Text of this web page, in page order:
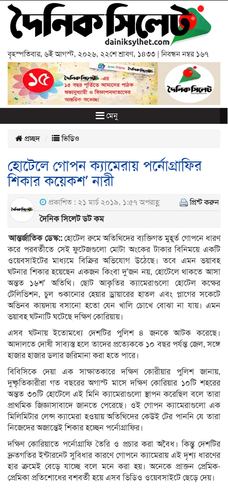
বৃহস্পতিবার, ৬ই আগস্ট, ২০২৬, ২২শে শ্রাবণ, ১৪৩৩ | নিবন্ধন নম্বর ১৬৭
মেনু
প্রচ্ছদ ভিডিও
হোটেলে গোপন ক্যামেরায় পর্নোগ্রাফির
শিকার কয়েকশ’ নারী
প্রকাশিত : ২১ মার্চ ২০১৯, ১:৫৭ অপরাহ্ণ প্রিন্ট করুন
দৈনিক সিলেট ডট কম
আন্তর্জাতিক ডেস্ক::হোটেল রুমে অতিথিদের ব্যক্তিগত মুহূর্ত গোপনে ধারণ
করে পরবর্তীতে সেই ফুটেজগুলো মোটা অংকের টাকার বিনিময়ে একটি
ওয়েবসাইটের মাধ্যমে বিক্রির অভিযোগ উঠেছে। তবে এমন ভয়াবহ
ঘটনার শিকার হয়েছেন একজন কিংবা দু’জন নয়, হোটেলে থাকতে আসা
অন্তত ১৬শ’ অতিথি। ছোট আকৃতির ক্যামেরাগুলো হোটেল কক্ষের
টেলিভিশন, চুল শুকানোর হেয়ার ড্রায়ারের হাতল এবং প্লাগের সকেটে
অভিনব কায়দায় বসানো হতো যেন খালি চোখে বোঝা না যায়। এমন
ভয়াবহ ঘটনাটি ঘটেছে দক্ষিণ কোরিয়ায়।
এসব ঘটনায় ইতোমধ্যে দেশটির পুলিশ ৪ জনকে আটক করেছে।
আদালতে দোষী সাব্যস্ত হলে তাদের প্রত্যেককে ১০ বছর পর্যন্ত জেল, সঙ্গে
হাজার হাজার ডলার জরিমানা করা হতে পারে।
বিবিসিকে দেয়া এক সাক্ষাতকারে দক্ষিণ কোরীয়ার পুলিশ জানায়,
দুষ্কৃতিকারীরা গত বছরের অগাস্ট মাসে দক্ষিণ কোরিয়ার ১০টি শহরের
অন্তত ৩০টি হোটেলে এই মিনি ক্যামেরাগুলো স্থাপন করেছিল বলে তারা
প্রাথমিক জিজ্ঞাসাবাদে জানতে পেরেছে। ওই গোপন ক্যামেরাগুলো এক
মিলিমিটার লেন্স ক্যামেরা হওয়ায় অতিথিদের কেউই টের পাননি যে তারা
নিজেদের অজান্তেই শিকার হচ্ছেন পর্নোগ্রাফির।
দক্ষিণ কোরিয়াতে পর্নোগ্রাফি তৈরি ও প্রচার করা অবৈধ। কিন্তু দেশটির
দ্রুতগতির ইন্টারনেট সুবিধার কারণে গোপনে ক্যামেরায় এই দৃশ্য ধারণের
হার ক্রমেই বেড়ে যাচ্ছে বলে মনে করা হয়। অনেকে প্রাক্তন প্রেমিক-
প্রেমিকা প্রতিশোধের বশবর্তী হয়ে এসব ভিডিও ওয়েবসাইটে ছেড়ে দেয়।